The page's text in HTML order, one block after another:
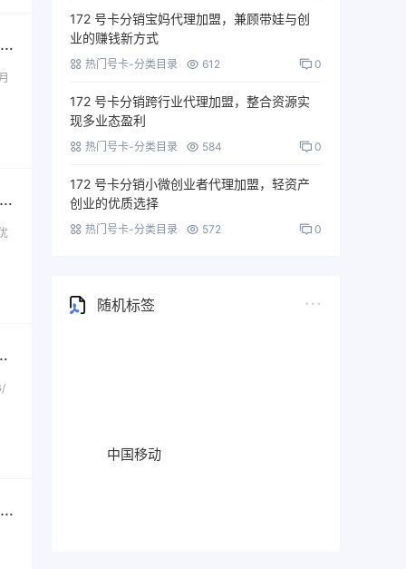
172号卡分销系统-移动四川专属卡【30元230G+200分钟+三个会员】-172号卡推荐码77777777
172号卡分销系统- 广东移动省内专属卡【39元180G+100分钟】-172号卡推荐码77777777
】-172号卡推荐码77777777
172号卡分销系统-移动四川专用卡【21元200G流量+300分钟+2个会员】-172号卡推荐码77777777
172 号卡分销宝妈代理加盟，兼顾带娃与创
业的赚钱新方式
热门号卡-分类目录 612 0
172 号卡分销跨行业代理加盟，整合资源实
现多业态盈利
热门号卡-分类目录 584 0
172 号卡分销小微创业者代理加盟，轻资产
创业的优质选择
热门号卡-分类目录 572 0
随机标签